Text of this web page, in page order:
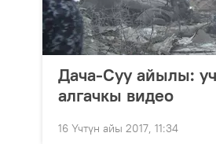
Дача-Суу айылы:
алгачкы видео
16 Үчтүн айы 2017, 11:34